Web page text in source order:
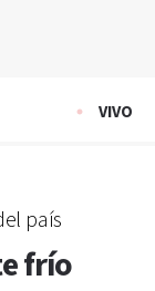
VIVO
país
frío